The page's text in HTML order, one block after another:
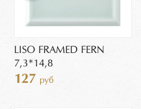
LISO FRAMED FERN
7,3*14,8
127 руб